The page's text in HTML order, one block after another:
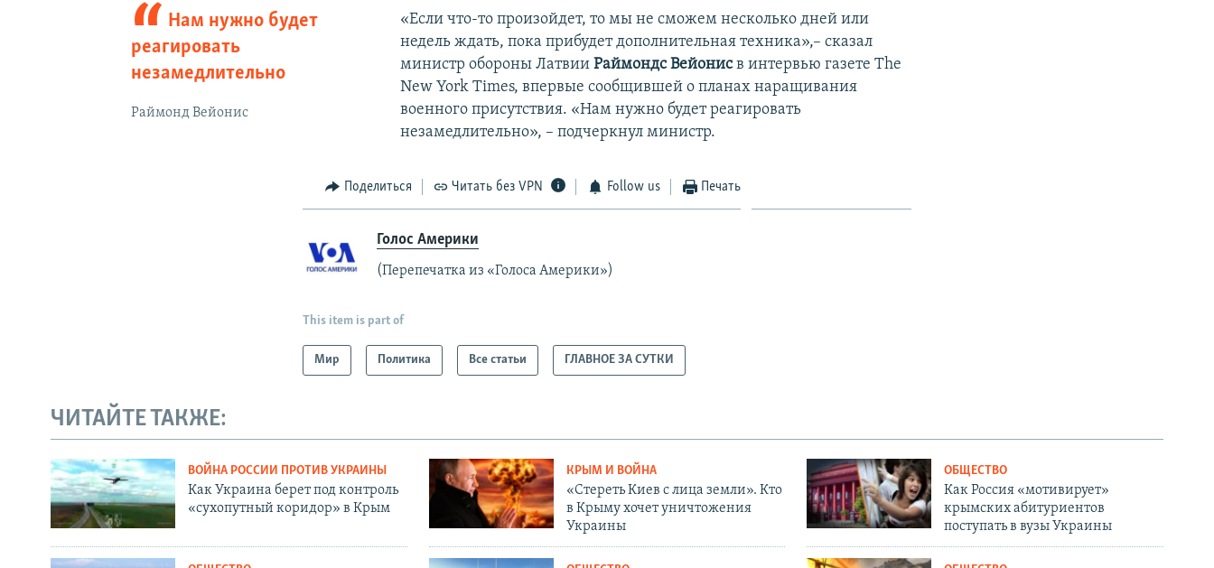
Нам нужно будет
реагировать
незамедлительно
Раймонд Вейонис
«Если что-то произойдет, то мы не сможем несколько дней или
недель ждать, пока прибудет дополнительная техника»,– сказал
министр обороны Латвии Раймондс Вейонисв интервью газете The
New York Times, впервые сообщившей о планах наращивания
военного присутствия. «Нам нужно будет реагировать
незамедлительно», – подчеркнул министр.
Поделиться Читать без VPN Follow us Печать
Голос Америки
(Перепечатка из «Голоса Америки»)
This item is part of
Мир Политика Все статьи ГЛАВНОЕ ЗА СУТКИ
ЧИТАЙТЕ ТАКЖЕ:
ВОЙНА РОССИИ ПРОТИВ УКРАИНЫ
Как Украина берет под контроль
«сухопутный коридор» в Крым
КРЫМ И ВОЙНА
«Стереть Киев с лица земли». Кто
в Крыму хочет уничтожения
Украины
ОБЩЕСТВО
Как Россия «мотивирует»
крымских абитуриентов
поступать в вузы Украины